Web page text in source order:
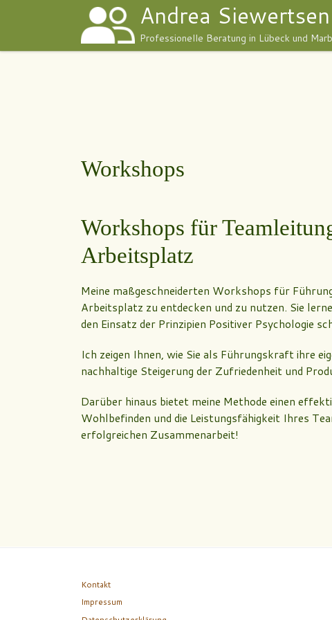
Zum Inhalt springen Andrea Siewertsen
Professionelle Beratung in Lübeck und
Workshops
Workshops für
Arbeitsplatz
Meine maßgeschneiderten Workshops für
Arbeitsplatz zu entdecken und zu nutzen. Sie
den Einsatz der Prinzipien Positiver Psychologie
Ich zeigen Ihnen, wie Sie als Führungskraft ihre
nachhaltige Steigerung der Zufriedenheit und
Darüber hinaus bietet meine Methode einen
Wohlbefinden und die Leistungsfähigkeit Ihres
erfolgreichen Zusammenarbeit!
Kontakt
Impressum